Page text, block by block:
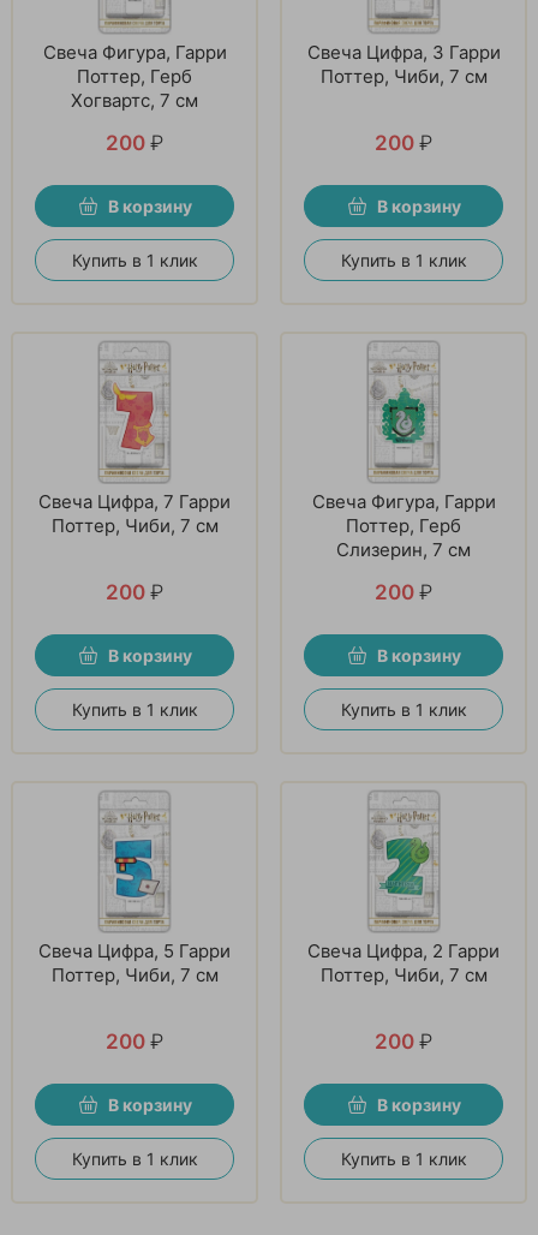
Свеча Фигура, Гарри
Поттер, Герб
Хогвартс, 7 см
200 ₽
В корзину
Купить в 1 клик
Свеча Цифра, 3 Гарри
Поттер, Чиби, 7 см
200 ₽
В корзину
Купить в 1 клик
Свеча Цифра, 7 Гарри
Поттер, Чиби, 7 см
200 ₽
В корзину
Купить в 1 клик
Свеча Фигура, Гарри
Поттер, Герб
Слизерин, 7 см
200 ₽
В корзину
Купить в 1 клик
Свеча Цифра, 5 Гарри
Поттер, Чиби, 7 см
200 ₽
В корзину
Купить в 1 клик
Свеча Цифра, 2 Гарри
Поттер, Чиби, 7 см
200 ₽
В корзину
Купить в 1 клик